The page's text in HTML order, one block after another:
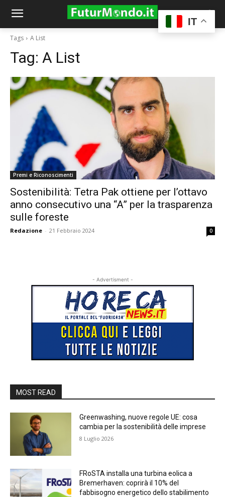
Tags A List
Tag: A List
Premi e Riconoscimenti
Sostenibilità: Tetra Pak ottiene per l’ottavo
anno consecutivo una “A” per la trasparenza
sulle foreste
Redazione - 21 Febbraio 2024 0
- Advertisment -
MOST READ
Greenwashing, nuove regole UE: cosa
cambia per la sostenibilità delle imprese
8 Luglio 2026
FRoSTA installa una turbina eolica a
Bremerhaven: coprirà il 10% del
fabbisogno energetico dello stabilimento
IT